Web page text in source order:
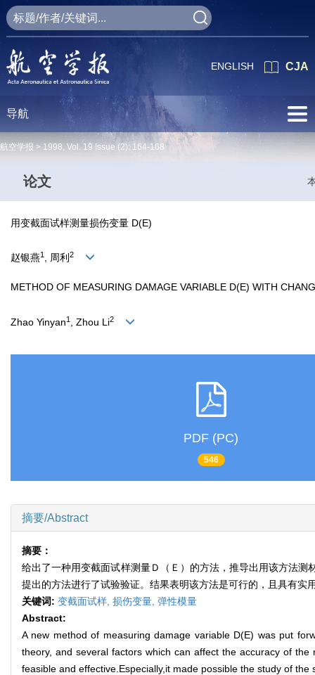
CJA
ENGLISH
导航
航空学报 > 1998, Vol. 19 Issue (2): 164-168
论文
用变截面试样测量损伤变量 D(E)
赵银燕1 , 周利 2
METHOD OF MEASURING DAMAGE VARIABLE D(E) WITH
Zhao Yinyan1 , Zhou Li2
PDF (PC)
546
摘要/Abstract
摘要：
给出了一种用变截面试样测量Ｄ（Ｅ）的方法，推导出用该方法
提出的方法进行了试验验证。结果表明该方法是可行的，且具有实
关键词: 变截面试样, 损伤变量, 弹性模量
Abstract:
A new method of measuring damage variable D(E) was put
theory, and several factors which can affect the accuracy of
feasible and effective.Especially,it made possible the study of